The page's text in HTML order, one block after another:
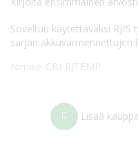
Soveltuu käytettäväksi RJ/
sarjan akkuvarmennettujen
Nimike CBI-RJTEMP
Lisää